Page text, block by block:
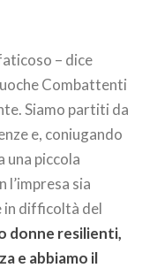
– dice
Combattenti
Siamo partiti da
e, coniugando
una piccola
l’impresa sia
in difficoltà del
donne resilienti,
e abbiamo il